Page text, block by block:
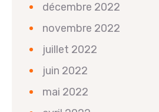
décembre 2022
novembre 2022
juillet 2022
juin 2022
mai 2022